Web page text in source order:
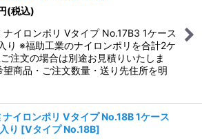
(税込)
ナイロンポリ Vタイプ No.17B3 1ケース
り ※福助工業のナイロンポリを合計2ケ
注文の場合は別途お見積りいたしま
望商品・ご注文数量・送り先住所を明
ナイロンポリ Vタイプ No.18B 1ケース
り [Vタイプ No.18B]